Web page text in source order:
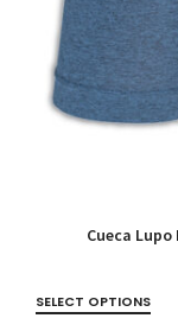
Cueca
SELECT OPTIONS